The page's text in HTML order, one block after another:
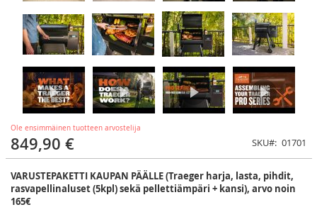
Ole ensimmäinen tuotteen arvostelija
849,90 € SKU 01701
VARUSTEPAKETTI KAUPAN PÄÄLLE (Traeger harja, lasta, pihdit,
rasvapellinaluset (5kpl) sekä pellettiämpäri + kansi), arvo noin
165€